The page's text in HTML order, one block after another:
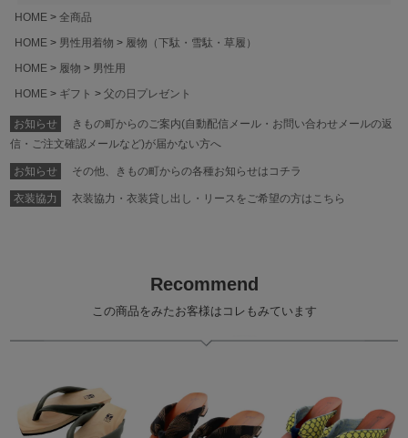
HOME
全商品
HOME
男性用着物
履物（下駄・雪駄・草履）
HOME
履物
男性用
HOME
ギフト 父の日プレゼント
お知らせ
きもの町からのご案内(自動配信メール・お問い合わせメールの返
信・ご注文確認メールなど)が届かない方へ
お知らせ その他、きもの町からの各種お知らせはコチラ
衣装協力 衣装協力・衣装貸し出し・リースをご希望の方はこちら
Recommend
この商品をみたお客様はコレもみています